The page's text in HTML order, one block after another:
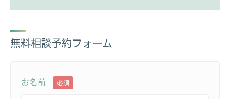
無料相談予約フォーム
お名前 必須